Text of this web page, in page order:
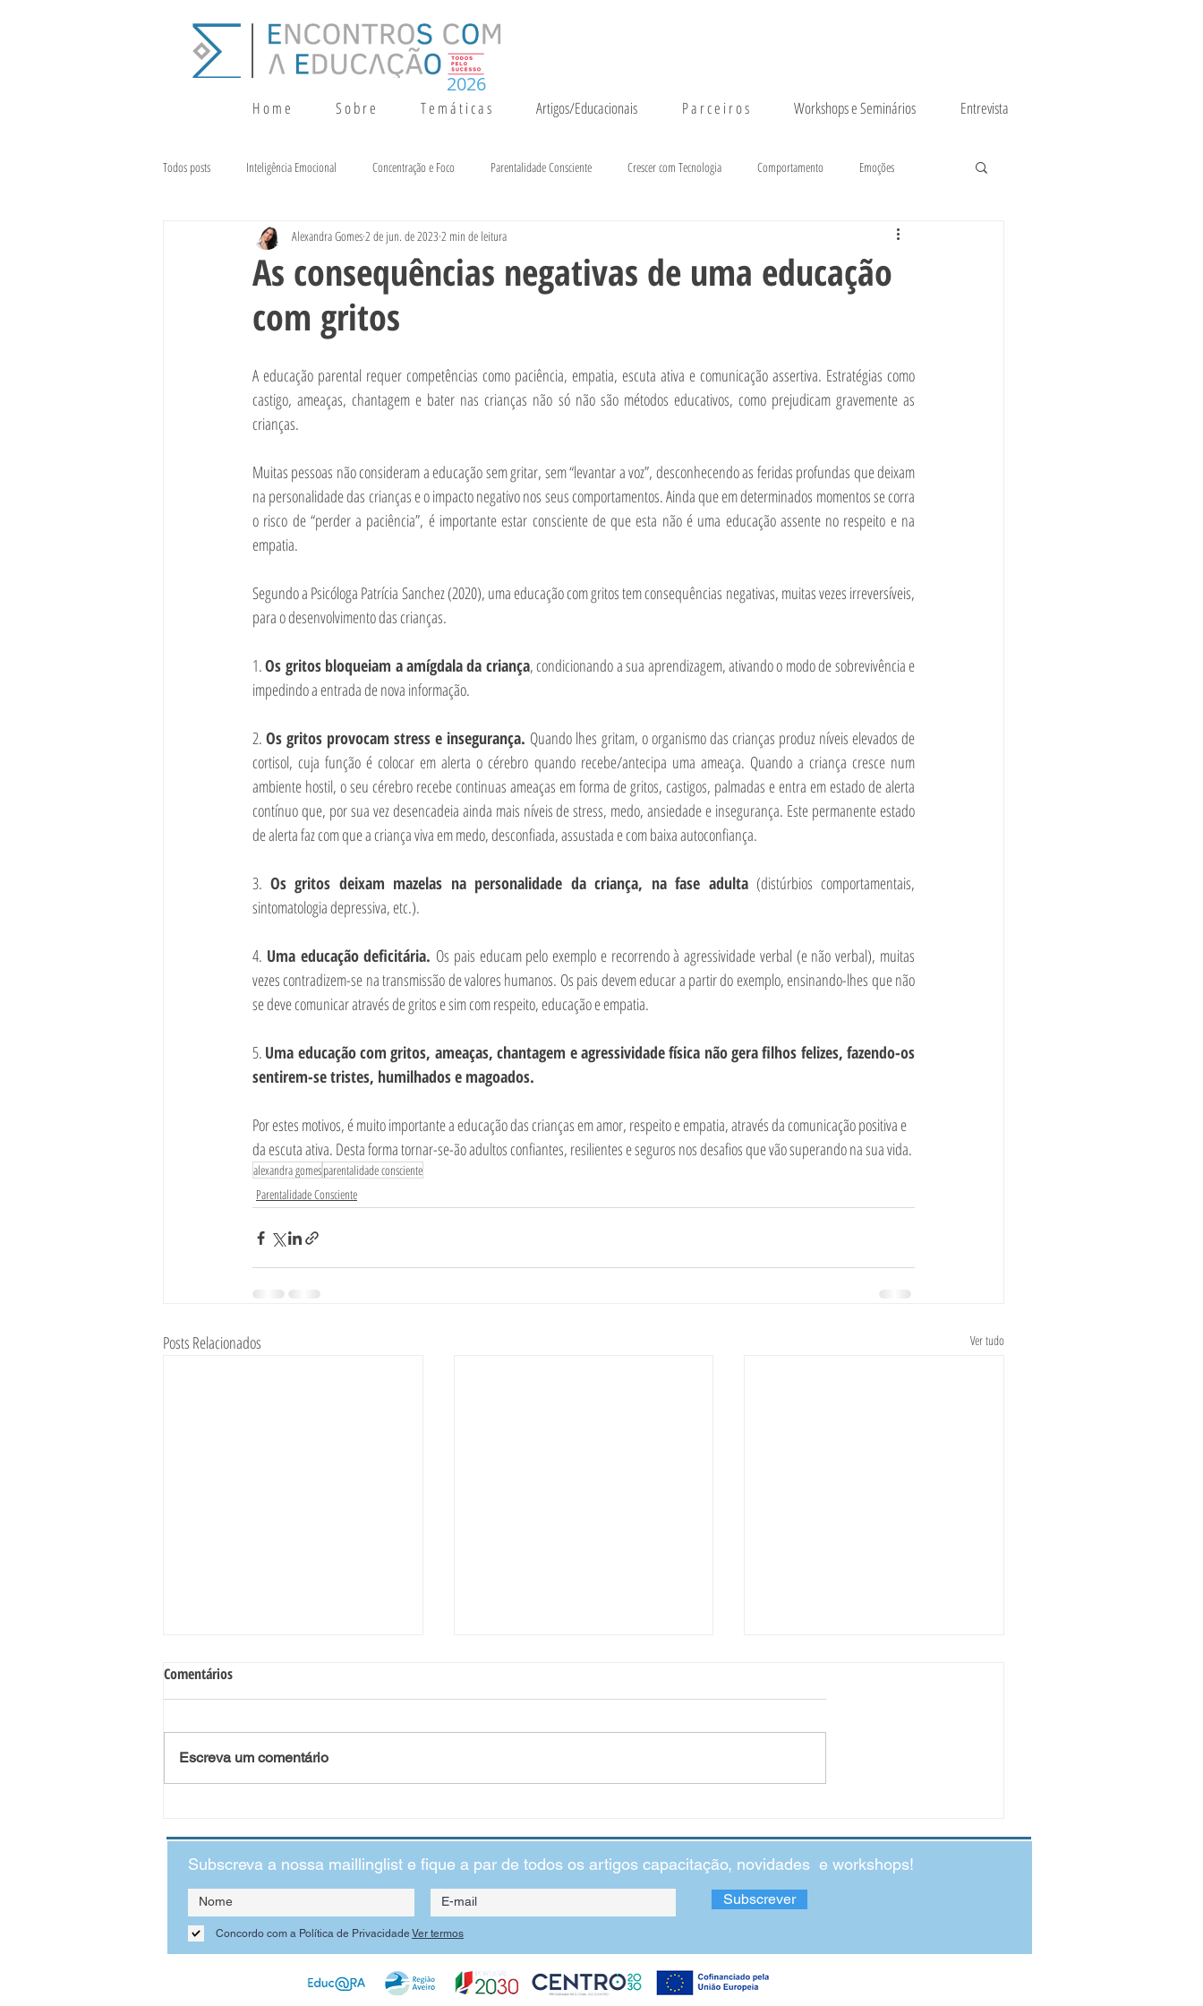
H o m e S o b r e T e m á t i c a s Artigos/Educacionais P a r c e i r o s Workshops e Seminários Entrevista
2026
Todos posts Inteligência Emocional Concentração e Foco Parentalidade Consciente Crescer com Tecnologia Comportamento Emoções
Terapia da Fala Alimentação e Crescimento
As consequências negativas de uma educação
com gritos
Alexandra Gomes2 de jun. de 2023 2 min de leitura
A educação parental requer competências como paciência, empatia, escuta ativa e comunicação assertiva. Estratégias como
castigo, ameaças, chantagem e bater nas crianças não só não são métodos educativos, como prejudicam gravemente as
crianças.
Muitas pessoas não consideram a educação sem gritar, sem “levantar a voz”, desconhecendo as feridas profundas que deixam
na personalidade das crianças e o impacto negativo nos seus comportamentos. Ainda que em determinados momentos se corra
o risco de “perder a paciência”, é importante estar consciente de que esta não é uma educação assente no respeito e na
empatia.
Segundo a Psicóloga Patrícia Sanchez (2020), uma educação com gritos tem consequências negativas, muitas vezes irreversíveis,
para o desenvolvimento das crianças.
1. Os gritos bloqueiam a amígdala da criança, condicionando a sua aprendizagem, ativando o modo de sobrevivência e
impedindo a entrada de nova informação.
2. Os gritos provocam stress e insegurança. Quando lhes gritam, o organismo das crianças produz níveis elevados de
cortisol, cuja função é colocar em alerta o cérebro quando recebe/antecipa uma ameaça. Quando a criança cresce num
ambiente hostil, o seu cérebro recebe continuas ameaças em forma de gritos, castigos, palmadas e entra em estado de alerta
contínuo que, por sua vez desencadeia ainda mais níveis de stress, medo, ansiedade e insegurança. Este permanente estado
de alerta faz com que a criança viva em medo, desconfiada, assustada e com baixa autoconfiança.
3. Os gritos deixam mazelas na personalidade da criança, na fase adulta (distúrbios comportamentais,
sintomatologia depressiva, etc.).
4. Uma educação deficitária. Os pais educam pelo exemplo e recorrendo à agressividade verbal (e não verbal), muitas
vezes contradizem-se na transmissão de valores humanos. Os pais devem educar a partir do exemplo, ensinando-lhes que não
se deve comunicar através de gritos e sim com respeito, educação e empatia.
5. Uma educação com gritos, ameaças, chantagem e agressividade física não gera filhos felizes, fazendo-os
sentirem-se tristes, humilhados e magoados.
Por estes motivos, é muito importante a educação das crianças em amor, respeito e empatia, através da comunicação positiva e
da escuta ativa. Desta forma tornar-se-ão adultos confiantes, resilientes e seguros nos desafios que vão superando na sua vida.
alexandra gomesparentalidade consciente
Parentalidade Consciente
Posts Relacionados Ver tudo
sério!
aprendizagem
Como preparar o seu filho e o seu
coração?
Comentários
Escreva um comentário
Subscreva a nossa maillinglist e fique a par de todos os artigos capacitação, novidades e workshops!
Subscrever
Concordo com a Política de Privacidade Ver termos